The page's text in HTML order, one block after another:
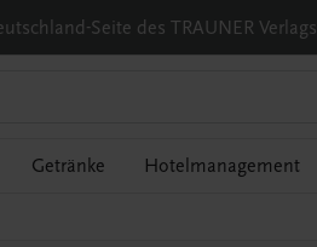
Seite des TRAUNER Verlags.
Getränke Hotelmanagement